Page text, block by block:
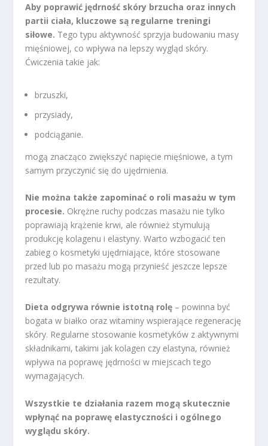
Aby poprawić jędrność skóry brzucha oraz innych
partii ciała, kluczowe są regularne treningi
siłowe. Tego typu aktywność sprzyja budowaniu masy
mięśniowej, co wpływa na lepszy wygląd skóry.
Ćwiczenia takie jak:
brzuszki,
przysiady,
podciąganie.
mogą znacząco zwiększyć napięcie mięśniowe, a tym
samym przyczynić się do ujędrnienia.
Nie można także zapominać o roli masażu w tym
procesie. Okrężne ruchy podczas masażu nie tylko
poprawiają krążenie krwi, ale również stymulują
produkcję kolagenu i elastyny. Warto wzbogacić ten
zabieg o kosmetyki ujędrniające, które stosowane
przed lub po masażu mogą przynieść jeszcze lepsze
rezultaty.
Dieta odgrywa równie istotną rolę – powinna być
bogata w białko oraz witaminy wspierające regenerację
skóry. Regularne stosowanie kosmetyków z aktywnymi
składnikami, takimi jak kolagen czy elastyna, również
wpływa na poprawę jędrności w miejscach tego
wymagających.
Wszystkie te działania razem mogą skutecznie
wpłynąć na poprawę elastyczności i ogólnego
wyglądu skóry.